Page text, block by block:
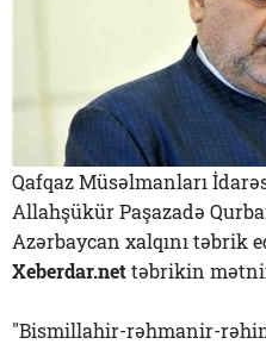
Qafqaz Müsəlmanları
Allahşükür Paşazadə
Azərbaycan xalqını təbrik
Xeberdar.nettəbrikin
"Bismillahir-rəhmanir-